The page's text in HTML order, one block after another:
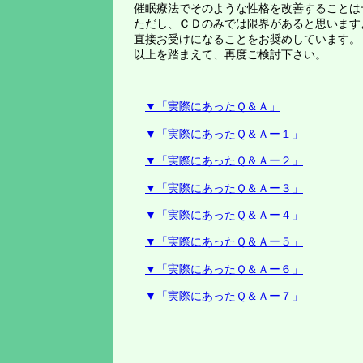
催眠療法でそのような性格を改善すること
ただし、ＣＤのみでは限界があると思います
直接お受けになることをお奨めしています。
以上を踏まえて、再度ご検討下さい。
▼「実際にあったＱ＆Ａ」
▼「実際にあったＱ＆Ａー１」
▼「実際にあったＱ＆Ａー２」
▼「実際にあったＱ＆Ａー３」
▼「実際にあったＱ＆Ａー４」
▼「実際にあったＱ＆Ａー５」
▼「実際にあったＱ＆Ａー６」
▼「実際にあったＱ＆Ａー７」